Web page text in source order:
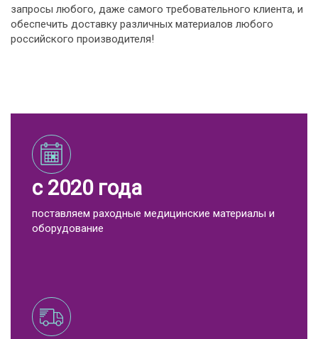
запросы любого, даже самого требовательного клиента, и
обеспечить доставку различных материалов любого
российского производителя!
с 2020 года
поставляем раходные медицинские материалы и
оборудование